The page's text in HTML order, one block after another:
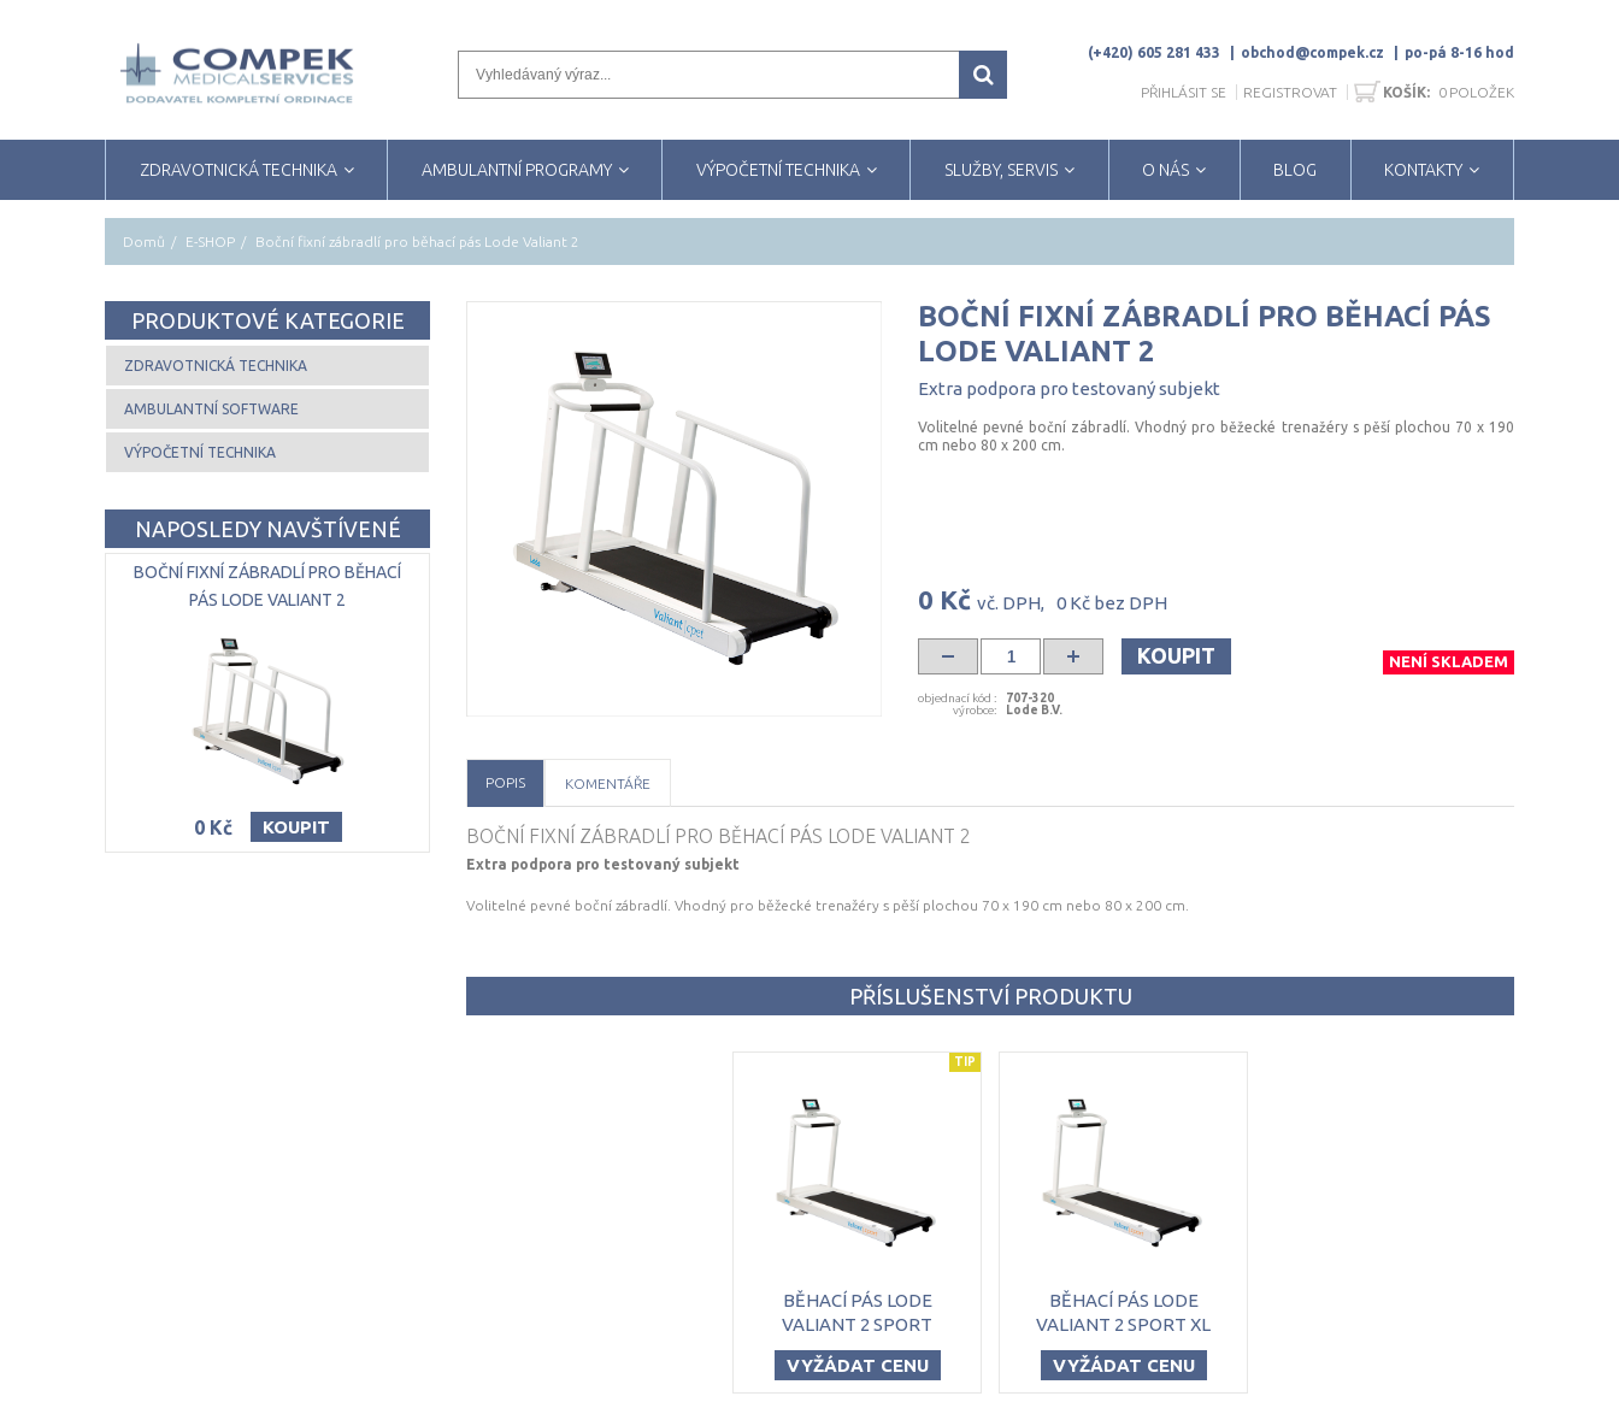
(+420) 605 281 433 obchod@compek.cz po-pá 8-16 hod
PŘIHLÁSIT SE REGISTROVAT KOŠÍK: 0 POLOŽEK
ZDRAVOTNICKÁ TECHNIKA AMBULANTNÍ PROGRAMY VÝPOČETNÍ TECHNIKA SLUŽBY, SERVIS O NÁS BLOG KONTAKTY
Domů E-SHOP Boční fixní zábradlí pro běhací pás Lode Valiant 2
BOČNÍ FIXNÍ ZÁBRADLÍ PRO BĚHACÍ PÁS
LODE VALIANT 2
Extra podpora pro testovanýsubjekt
Volitelné pevné boční zábradlí. Vhodný pro běžecké trenažéry s pěší plochou 70 x 190
cm nebo 80 x 200 cm.
0 Kč vč. DPH, 0 Kč bez DPH
KOUPIT NENÍ SKLADEM
objednací kód :
707-320
výrobce: Lode B.V.
POPIS KOMENTÁŘE
BOČNÍ FIXNÍ ZÁBRADLÍ PRO BĚHACÍ PÁS LODE VALIANT 2
Extra podpora pro testovaný subjekt
Volitelné pevné boční zábradlí. Vhodný pro běžecké trenažéry s pěší plochou 70 x 190 cm nebo 80 x 200 cm.
PŘÍSLUŠENSTVÍ PRODUKTU
TIP
BĚHACÍ PÁS LODE
VALIANT 2 SPORT
VYŽÁDAT CENU
BĚHACÍ PÁS LODE
VALIANT 2 SPORT XL
VYŽÁDAT CENU
PRODUKTOVÉ KATEGORIE
ZDRAVOTNICKÁ TECHNIKA
AMBULANTNÍ SOFTWARE
VÝPOČETNÍ TECHNIKA
NAPOSLEDY NAVŠTÍVENÉ
BOČNÍ FIXNÍ ZÁBRADLÍ PRO BĚHACÍ
PÁS LODE VALIANT 2
0 Kč KOUPIT